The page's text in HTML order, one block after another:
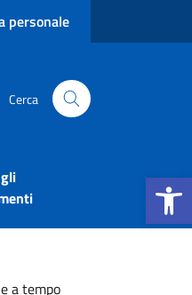
Apri la
personale
Cerca
a tempo